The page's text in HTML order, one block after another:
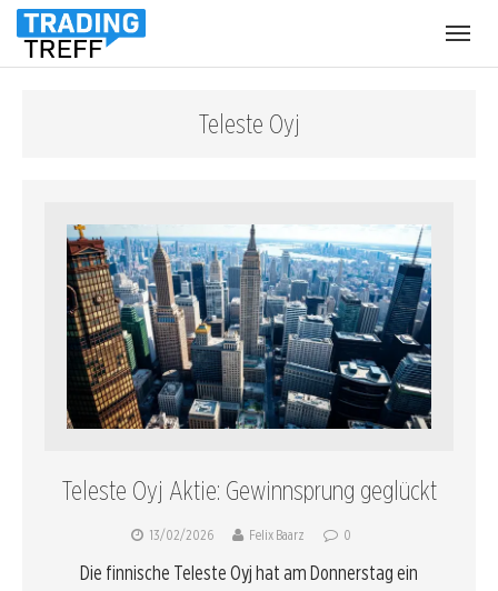
Teleste Oyj
Teleste Oyj Aktie: Gewinnsprung geglückt
13/02/2026 Felix Baarz 0
Die finnische Teleste Oyj hat am Donnerstag ein